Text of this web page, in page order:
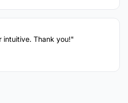
Thank you!"